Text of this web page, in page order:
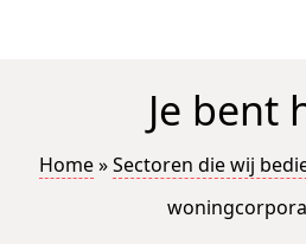
Je bent
Home»Sectoren die wij